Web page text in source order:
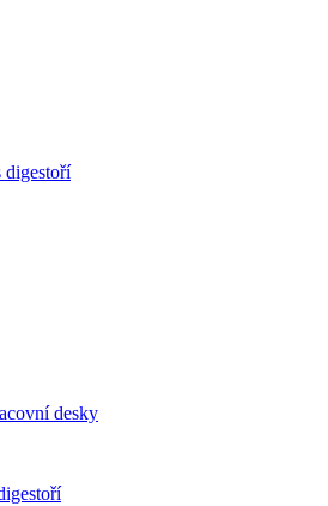
digestoří
desky